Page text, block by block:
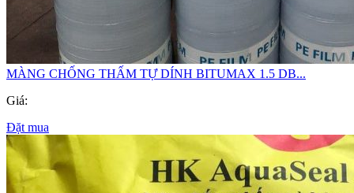
MÀNG CHỐNG THẤM TỰ DÍNH BITUMAX 1.5 DB...
Giá:
Đặt mua